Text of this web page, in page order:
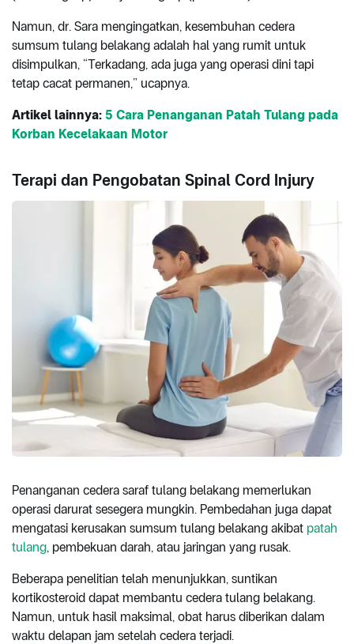
Namun, dr. Sara mengingatkan, kesembuhan cedera
sumsum tulang belakang adalah hal yang rumit untuk
disimpulkan, “Terkadang, ada juga yang operasi dini tapi
tetap cacat permanen,” ucapnya.
Artikel lainnya: 5 Cara Penanganan Patah Tulang pada
Korban Kecelakaan Motor
Terapi dan Pengobatan Spinal Cord Injury
Penanganan cedera saraf tulang belakang memerlukan
operasi darurat sesegera mungkin. Pembedahan juga dapat
mengatasi kerusakan sumsum tulang belakang akibat patah
tulang, pembekuan darah, atau jaringan yang rusak.
Beberapa penelitian telah menunjukkan, suntikan
kortikosteroid dapat membantu cedera tulang belakang.
Namun, untuk hasil maksimal, obat harus diberikan dalam
waktu delapan jam setelah cedera terjadi.